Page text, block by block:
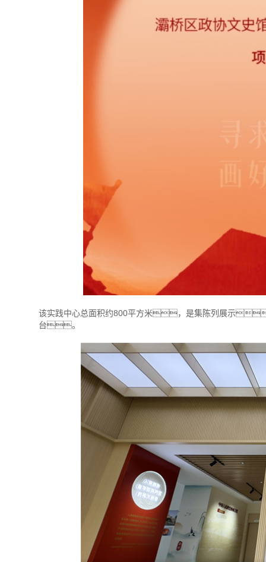
该实践中心总面积约800平方米，是集陈列展示
台。